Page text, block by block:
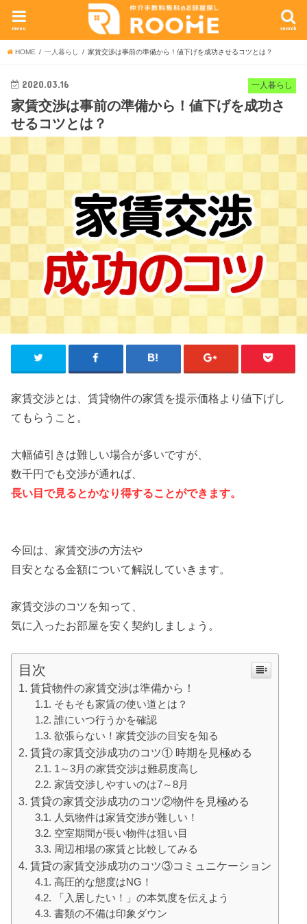
search
menu
HOME 一人暮らし 家賃交渉は事前の準備から！値下げを成功させるコツとは？
一人暮らし
2020.03.16
家賃交渉は事前の準備から！値下げを成功さ
せるコツとは？
家賃交渉とは、賃貸物件の家賃を提示価格より値下げし
てもらうこと。
大幅値引きは難しい場合が多いですが、
数千円でも交渉が通れば、
長い目で見るとかなり得することができます。
今回は、家賃交渉の方法や
目安となる金額について解説していきます。
家賃交渉のコツを知って、
気に入ったお部屋を安く契約しましょう。
目次
賃貸物件の家賃交渉は準備から！
そもそも家賃の使い道とは？
誰にいつ行うかを確認
欲張らない！家賃交渉の目安を知る
賃貸の家賃交渉成功のコツ① 時期を見極める
1～3月の家賃交渉は難易度高し
家賃交渉しやすいのは7～8月
賃貸の家賃交渉成功のコツ②物件を見極める
人気物件は家賃交渉が難しい！
空室期間が長い物件は狙い目
周辺相場の家賃と比較してみる
賃貸の家賃交渉成功のコツ③コミュニケーション
高圧的な態度はNG！
「入居したい！」の本気度を伝えよう
書類の不備は印象ダウン